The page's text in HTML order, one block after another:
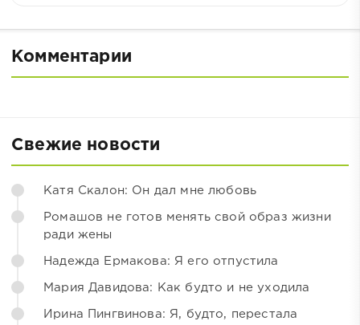
Комментарии
Свежие новости
Катя Скалон: Он дал мне любовь
Ромашов не готов менять свой образ жизни
ради жены
Надежда Ермакова: Я его отпустила
Мария Давидова: Как будто и не уходила
Ирина Пингвинова: Я, будто, перестала